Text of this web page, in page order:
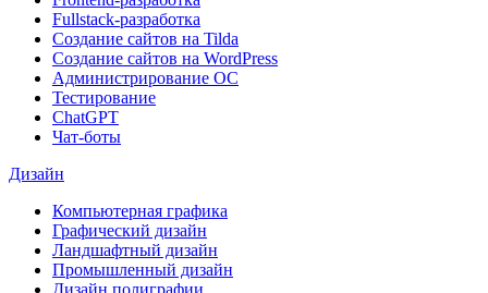
Fullstack-разработка
Создание сайтов на Tilda
Создание сайтов на WordPress
Администрирование ОС
Тестирование
ChatGPT
Чат-боты
Дизайн
Компьютерная графика
Графический дизайн
Ландшафтный дизайн
Промышленный дизайн
Дизайн полиграфии